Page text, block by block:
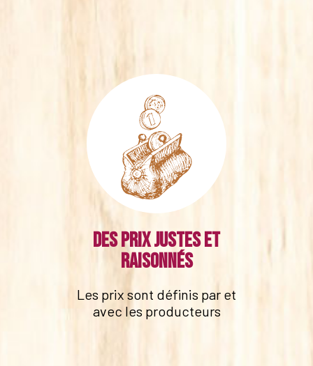
Des prix justes et
raisonnés
Les prix sont définis par et
avec les producteurs